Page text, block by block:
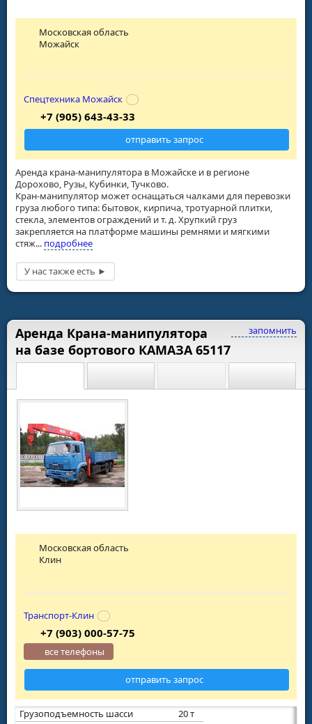
Аренда крана-манипулятора в Можайске и в регионе
Дорохово, Рузы, Кубинки, Тучково.
Кран-манипулятор может оснащаться чалками для перевозки
груза любого типа: бытовок, кирпича, тротуарной плитки,
стекла, элементов ограждений и т. д. Хрупкий груз
закрепляется на платформе машины ремнями и мягкими
стяж... подробнее
Московская область
Можайск
Спецтехника Можайск
+7 (905) 643-43-33
отправить запрос
запомнить
Аренда Крана-манипулятора
на базе бортового КАМАЗА 65117
Грузоподъемность шасси
20 т
Московская область
Клин
Транспорт-Клин
+7 (903) 000-57-75
все телефоны
отправить запрос